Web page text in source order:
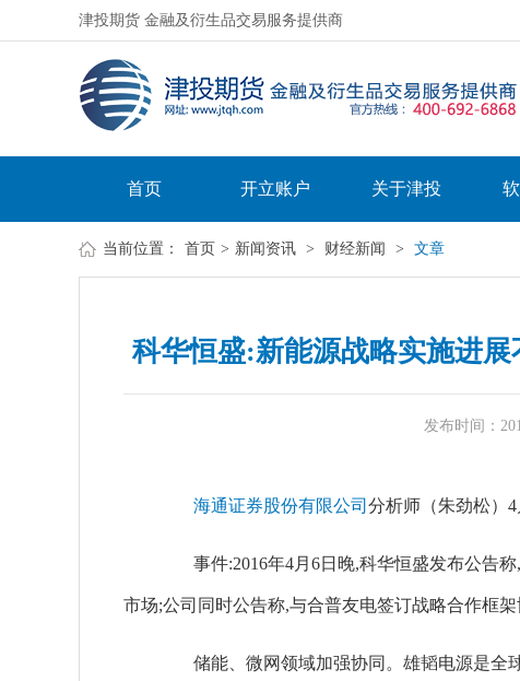
津投期货 金融及衍生品交易服务提供商
首页 开立账户 关于津投
当前位置： 首页 > 新闻资讯 > 财经新闻 > 文章
科华恒盛:新能源战略实施进
发布时间：
海通证券股份有限公司 分析师（朱劲松）
事件:2016年4月6日晚,科华恒盛发布公告称
市场;公司同时公告称,与合普友电签订战略合作框
储能、微网领域加强协同。雄韬电源是全球